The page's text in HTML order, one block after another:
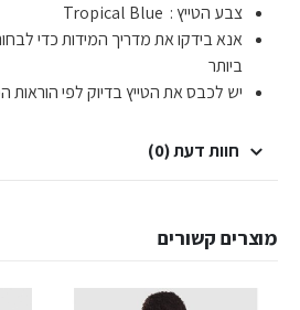
צבע הטייץ : Tropical Blue
אנא בידקו את מדריך המידות כדי
ביותר
יש לכבס את הטייץ בדיוק לפי הוראות
חוות דעת (0)
מוצרים קשורים